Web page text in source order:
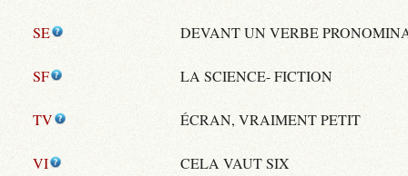
SE DEVANT UN VERBE
SF LA SCIENCE- FICTION
TV ÉCRAN, VRAIMENT PETIT
VI CELA VAUT SIX